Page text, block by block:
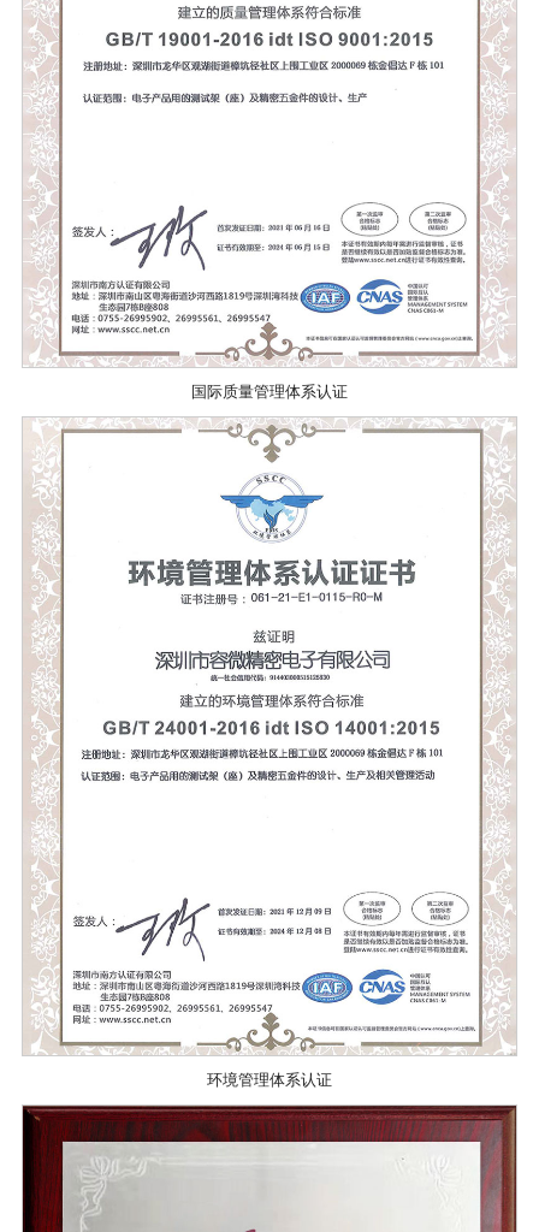
国际质量管理体系认证
环境管理体系认证